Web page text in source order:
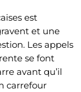
est
et une
Les appels
se font
avant qu’il
carrefour